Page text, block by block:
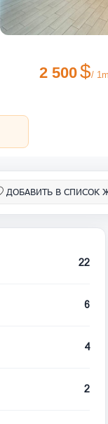
2 500 /
ДОБАВИТЬ В СПИСОК
22
6
4
2